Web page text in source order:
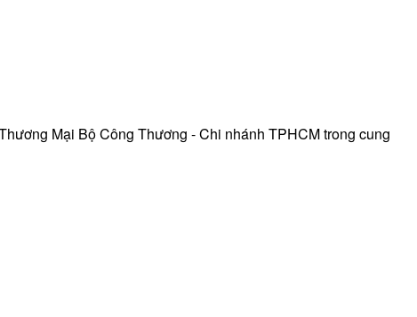
Mại Bộ Công Thương - Chi nhánh TPHCM trong cung